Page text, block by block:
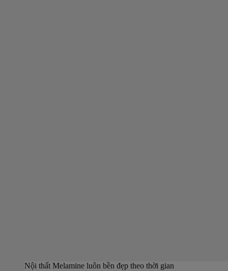
Nội thất Melamine luôn bền đẹp theo thời gian